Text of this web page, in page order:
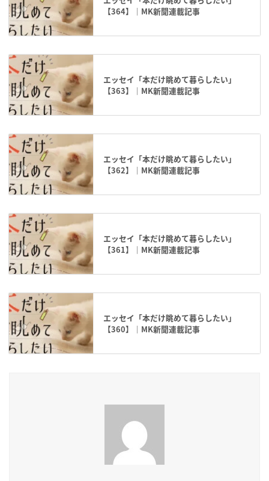
【364】｜MK新聞連載記事
エッセイ「本だけ眺めて暮らしたい」
【363】｜MK新聞連載記事
エッセイ「本だけ眺めて暮らしたい」
【362】｜MK新聞連載記事
エッセイ「本だけ眺めて暮らしたい」
【361】｜MK新聞連載記事
エッセイ「本だけ眺めて暮らしたい」
【360】｜MK新聞連載記事